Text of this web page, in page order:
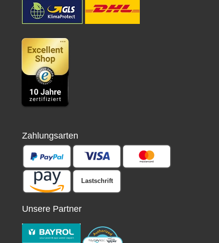
Zahlungsarten
Lastschrift
Unsere Partner